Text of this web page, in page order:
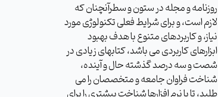
روزنامه و مجله در ستون و سطرآنچنان که
لازم است، و برای شرایط فعلی تکنولوژی مورد
نیاز، و کاربردهای متنوع با هدف بهبود
ابزارهای کاربردی می باشد، کتابهای زیادی در
شصت و سه درصد گذشته حال و آینده،
شناخت فراوان جامعه و متخصصان را می
طلبد، تا با نرم افزارها شناخت بیشتری را برای